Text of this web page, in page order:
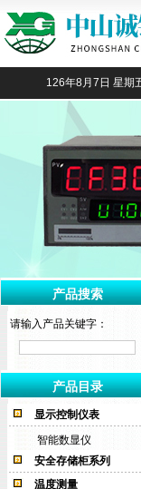
126年8月7日 星期
产品搜索
请输入产品关键字：
产品目录
显示控制仪表
智能数显仪
安全存储柜系列
温度测量